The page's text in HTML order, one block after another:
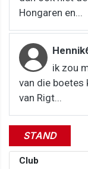
Hongaren en...
ik zou
van die boetes
van Rigt...
STAND
Club